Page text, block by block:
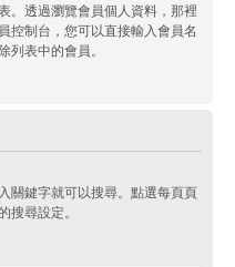
。透過瀏覽會員個人資料，那裡
控制台，您可以直接輸入會員名
列表中的會員。
關鍵字就可以搜尋。點選每頁頁
搜尋設定。